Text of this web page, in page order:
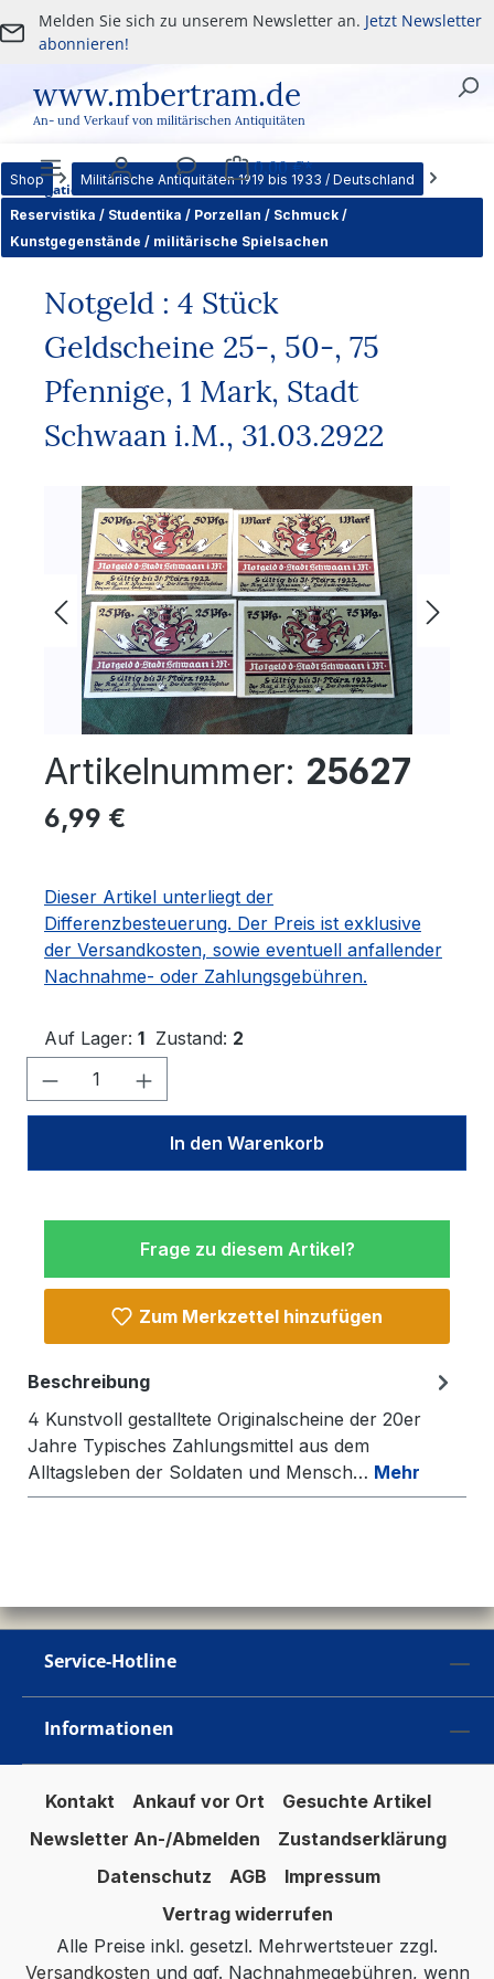
Zum Hauptinhalt springen
Melden Sie sich zu unserem Newsletter an. Jetzt Newsletter
abonnieren!
www.mbertram.de
An- und Verkauf von militärischen Antiquitäten
Navigation Benutzer Service
0,00 €*
Warenkorb
Shop Militärische Antiquitäten 1919 bis 1933 / Deutschland
Reservistika / Studentika / Porzellan / Schmuck /
Kunstgegenstände / militärische Spielsachen
Notgeld : 4 Stück
Geldscheine 25-, 50-, 75
Pfennige, 1 Mark, Stadt
Schwaan i.M., 31.03.2922
Bildergalerie überspringen
Artikelnummer: 25627
Regulärer Preis:
6,99 €
Dieser Artikel unterliegt der
Differenzbesteuerung. Der Preis ist exklusive
der Versandkosten, sowie eventuell anfallender
Nachnahme- oder Zahlungsgebühren.
Auf Lager: 1 Zustand: 2
Produkt Anzahl: Gib den
In den Warenkorb
Frage zu diesem Artikel?
Zum Merkzettel hinzufügen
Beschreibung
4 Kunstvoll gestalltete Originalscheine der 20er
Jahre Typisches Zahlungsmittel aus dem
Alltagsleben der Soldaten und Mensch… Mehr
Service-Hotline
Informationen
Kontakt Ankauf vor Ort
Gesuchte Artikel
Newsletter An-/Abmelden
Zustandserklärung
Datenschutz
AGB
Impressum
Vertrag widerrufen
Alle Preise inkl. gesetzl. Mehrwertsteuer zzgl.
Versandkosten und ggf. Nachnahmegebühren, wenn